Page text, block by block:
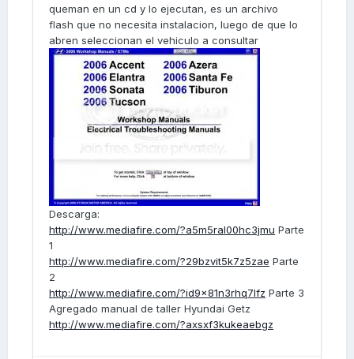
queman en un cd y lo ejecutan, es un archivo
flash que no necesita instalacion, luego de que lo
abren seleccionan el vehiculo a consultar
Descarga:
http://www.mediafire.com/?a5m5ral00hc3jmu Parte
1
http://www.mediafire.com/?29bzvit5k7z5zae Parte
2
http://www.mediafire.com/?id9x81n3rhq7lfz Parte 3
Agregado manual de taller Hyundai Getz
http://www.mediafire.com/?axsxf3kukeaebgz